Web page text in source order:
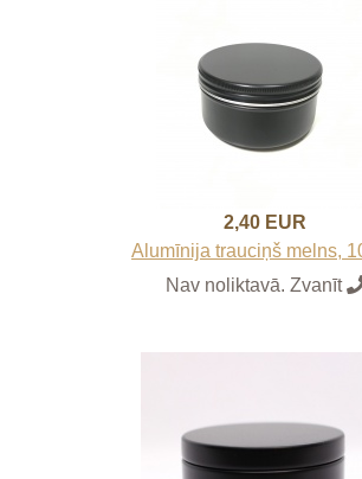
2,40 EUR
Alumīnija trauciņš melns,
Nav noliktavā. Zvanīt